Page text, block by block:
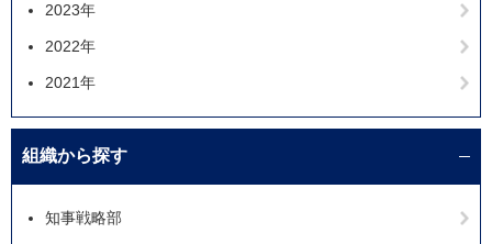
2023年
2022年
2021年
組織から探す
知事戦略部